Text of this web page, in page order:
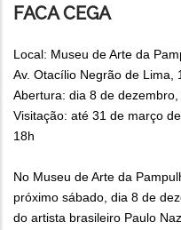
FACA CEGA
Local: Museu de Arte da
Av. Otacílio Negrão de Lima,
Abertura: dia 8 de
Visitação: até 31 de março
18h
No Museu de Arte da
próximo sábado, dia 8 de
do artista brasileiro Paulo